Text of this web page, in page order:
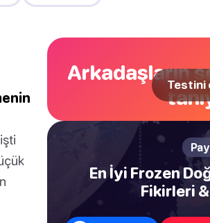
Arkadaşların
Testini
En İyi Frozen
Fikirleri